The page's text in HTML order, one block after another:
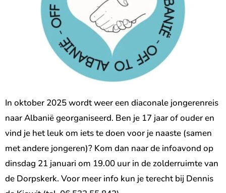
In oktober 2025 wordt weer een diaconale jongerenreis
naar Albanië georganiseerd. Ben je 17 jaar of ouder en
vind je het leuk om iets te doen voor je naaste (samen
met andere jongeren)? Kom dan naar de infoavond op
dinsdag 21 januari om 19.00 uur in de zolderruimte van
de Dorpskerk. Voor meer info kun je terecht bij Dennis